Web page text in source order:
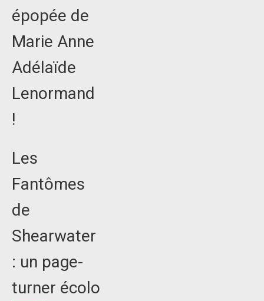
épopée de
Marie Anne
Adélaïde
Lenormand
!
Les
Fantômes
de
Shearwater
: un page-
turner écolo